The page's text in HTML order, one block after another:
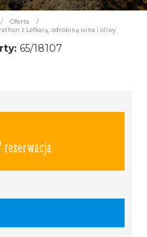
/ Oferta
/
z Lefkarą, odrobiną wina i oliwy
65/18107
rezerwacja